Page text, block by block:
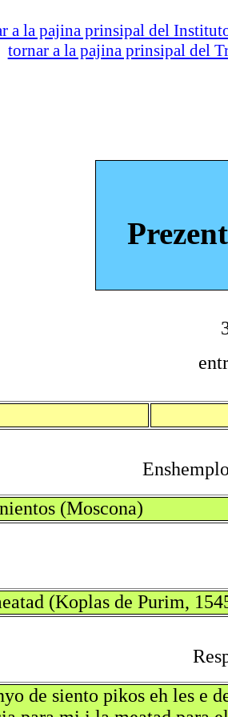
a la pajina prinsipal del
tornar a la pajina prinsipal del
(Moscona)
(Koplas de Purim,
de siento pikos eh les e